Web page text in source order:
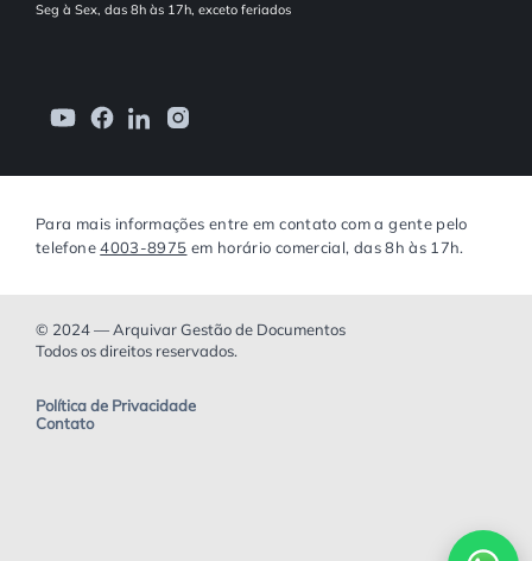
Seg à Sex, das 8h às 17h, exceto feriados
Para mais informações entre em contato com a gente pelo
telefone4003-8975 em horário comercial, das 8h às 17h.
© 2024 — Arquivar Gestão de Documentos
Todos os direitos reservados.
Política de Privacidade
Contato